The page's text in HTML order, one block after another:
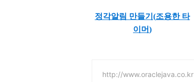
정각알림 만들기(조용한 타
이머)
http://www.oraclejava.co.kr